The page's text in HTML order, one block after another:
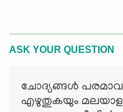
ASK YOUR QUESTION
ചോദ്യങ്ങള്‍
എഴുതുകയും